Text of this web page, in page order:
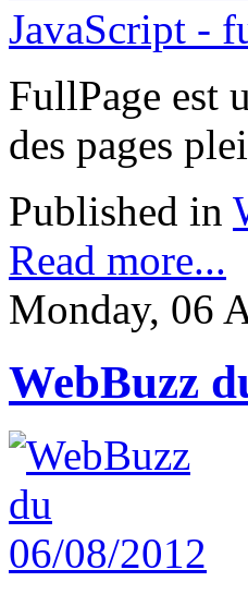
FullPage est
des pages
Published in
Read more...
Monday, 06
WebBuzz